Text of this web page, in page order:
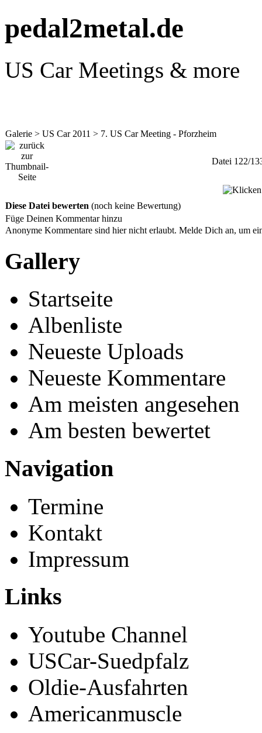
pedal2metal.de
US Car Meetings & more
Galerie > US Car 2011 > 7. US Car Meeting - Pforzheim
Datei 122/
Diese Datei bewerten (noch keine Bewertung)
Füge Deinen Kommentar hinzu
Anonyme Kommentare sind hier nicht erlaubt. Melde Dich an, um
Gallery
Startseite
Albenliste
Neueste Uploads
Neueste Kommentare
Am meisten angesehen
Am besten bewertet
Navigation
Termine
Kontakt
Impressum
Links
Youtube Channel
USCar-Suedpfalz
Oldie-Ausfahrten
Americanmuscle